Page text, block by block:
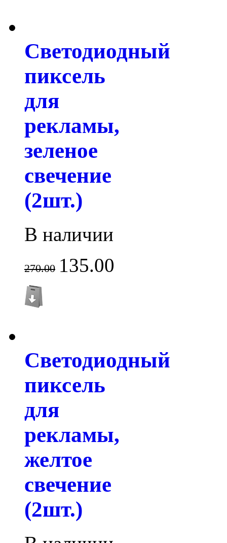
Светодиодный
пиксель
для
рекламы,
зеленое
свечение
(2шт.)
В наличии
270.00 135.00
Светодиодный
пиксель
для
рекламы,
желтое
свечение
(2шт.)